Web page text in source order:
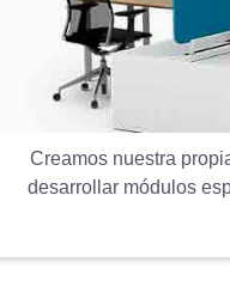
Creamos nuestra
desarrollar módulos